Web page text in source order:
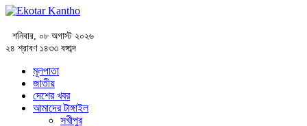
শনিবার, ০৮ অগাস্ট ২০২৬
২৪ শ্রাবণ ১৪৩৩ বঙ্গাব্দ
মূলপাতা
জাতীয়
দেশের খবর
আমাদের টাঙ্গাইল
সখীপুর